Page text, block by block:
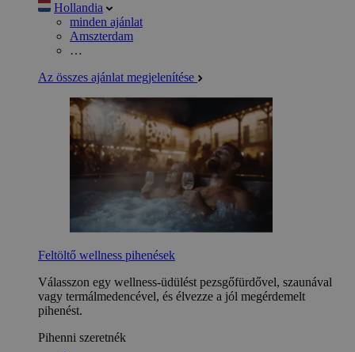
Hollandia
minden ajánlat
Amszterdam
…
Az összes ajánlat megjelenítése
Feltöltő wellness pihenések
Válasszon egy wellness-üdülést pezsgőfürdővel, szaunával
vagy termálmedencével, és élvezze a jól megérdemelt
pihenést.
Pihenni szeretnék